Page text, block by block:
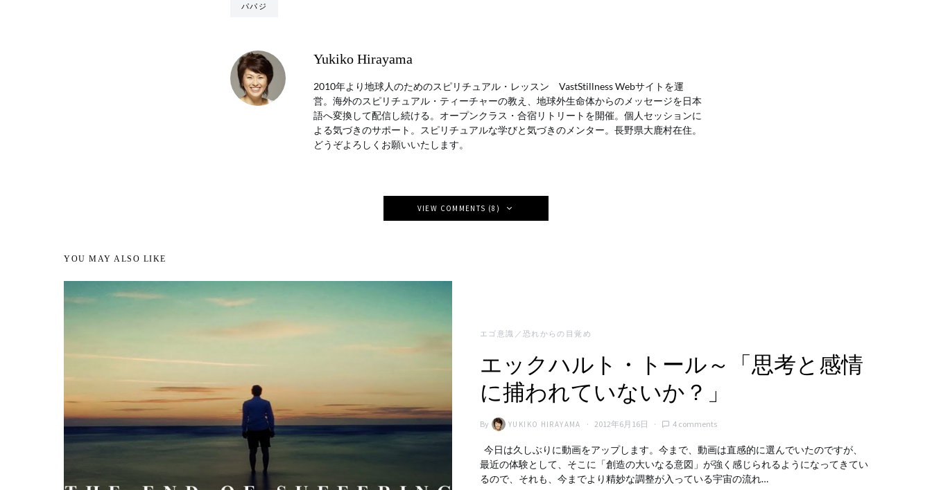
パパジ
Yukiko Hirayama
2010年より地球人のためのスピリチュアル・レッスン VastStillness Webサイトを運
営。海外のスピリチュアル・ティーチャーの教え、地球外生命体からのメッセージを日本
語へ変換して配信し続ける。オープンクラス・合宿リトリートを開催。個人セッションに
よる気づきのサポート。スピリチュアルな学びと気づきのメンター。長野県大鹿村在住。
どうぞよろしくお願いいたします。
VIEW COMMENTS (8)
YOU MAY ALSO LIKE
エゴ意識／恐れからの目覚め
エックハルト・トール～「思考と感情
に捕われていないか？」
By YUKIKO HIRAYAMA 2012年6月16日 4 comments
今日は久しぶりに動画をアップします。今まで、動画は直感的に選んでいたのですが、
最近の体験として、そこに「創造の大いなる意図」が強く感じられるようになってきてい
るので、それも、今までより精妙な調整が入っている宇宙の流れ…